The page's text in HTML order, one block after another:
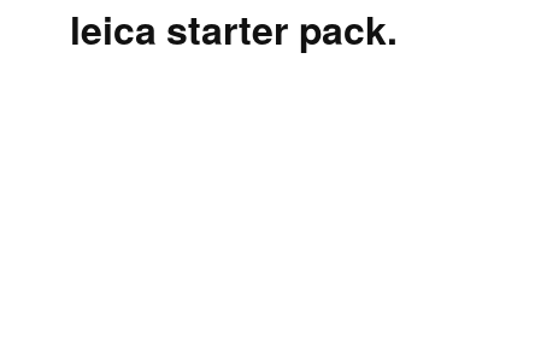
leica starter pack.